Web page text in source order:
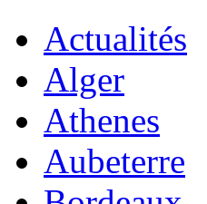
Actualités
Alger
Athenes
Aubeterre